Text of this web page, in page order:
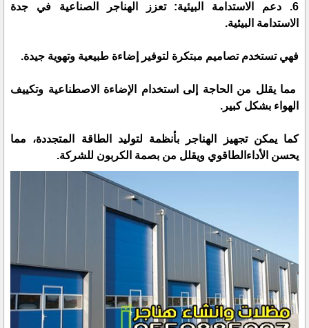
6. دعم الاستدامة البيئية: تعزز الهناجر الصناعية في جدة
الاستدامة البيئية.
فهي تستخدم تصاميم مبتكرة لتوفير إضاءة طبيعية وتهوية جيدة.
مما يقلل من الحاجة إلى استخدام الإضاءة الاصطناعية وتكييف
الهواء بشكل كبير.
كما يمكن تجهيز الهناجر بأنظمة لتوليد الطاقة المتجددة، مما
يحسن الأداءالطاقوي ويقلل من بصمة الكربون للشركة.